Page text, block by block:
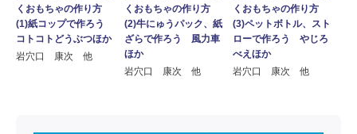
くおもちゃの作り方
(1)紙コップで作ろう
コトコトどうぶつほか
岩穴口 康次 他
くおもちゃの作り方
(2)牛にゅうパック、紙
ざらで作ろう 風力車
ほか
岩穴口 康次 他
くおもちゃの作り方
(3)ペットボトル、スト
ローで作ろう やじろ
べえほか
岩穴口 康次 他